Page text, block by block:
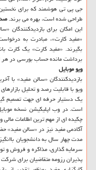
طراحی شده است، بهره می برند.
این امکان برای
«مفید کارت»، مبادرت به
بگیرند. «مفید کارت» یک کارت
برداشت مانده حساب بورسی در هر
ویو موبایل
بازدیدکنندگان «سالن مفید» با
ویو با قابلیت رصد و تحلیل
یک دستیار حرفه ای جهت تصمیم
است. در وب اپلیکیشن نسخه
چکیده ای از مهم ترین اطلاعات
آکادمی مفید نیز در «سالن مفید»
مدت چهار سال به دانشجویان
سرمایه گذاری، مذاکره و فروش
پذیران رزومه متقاضیان برای